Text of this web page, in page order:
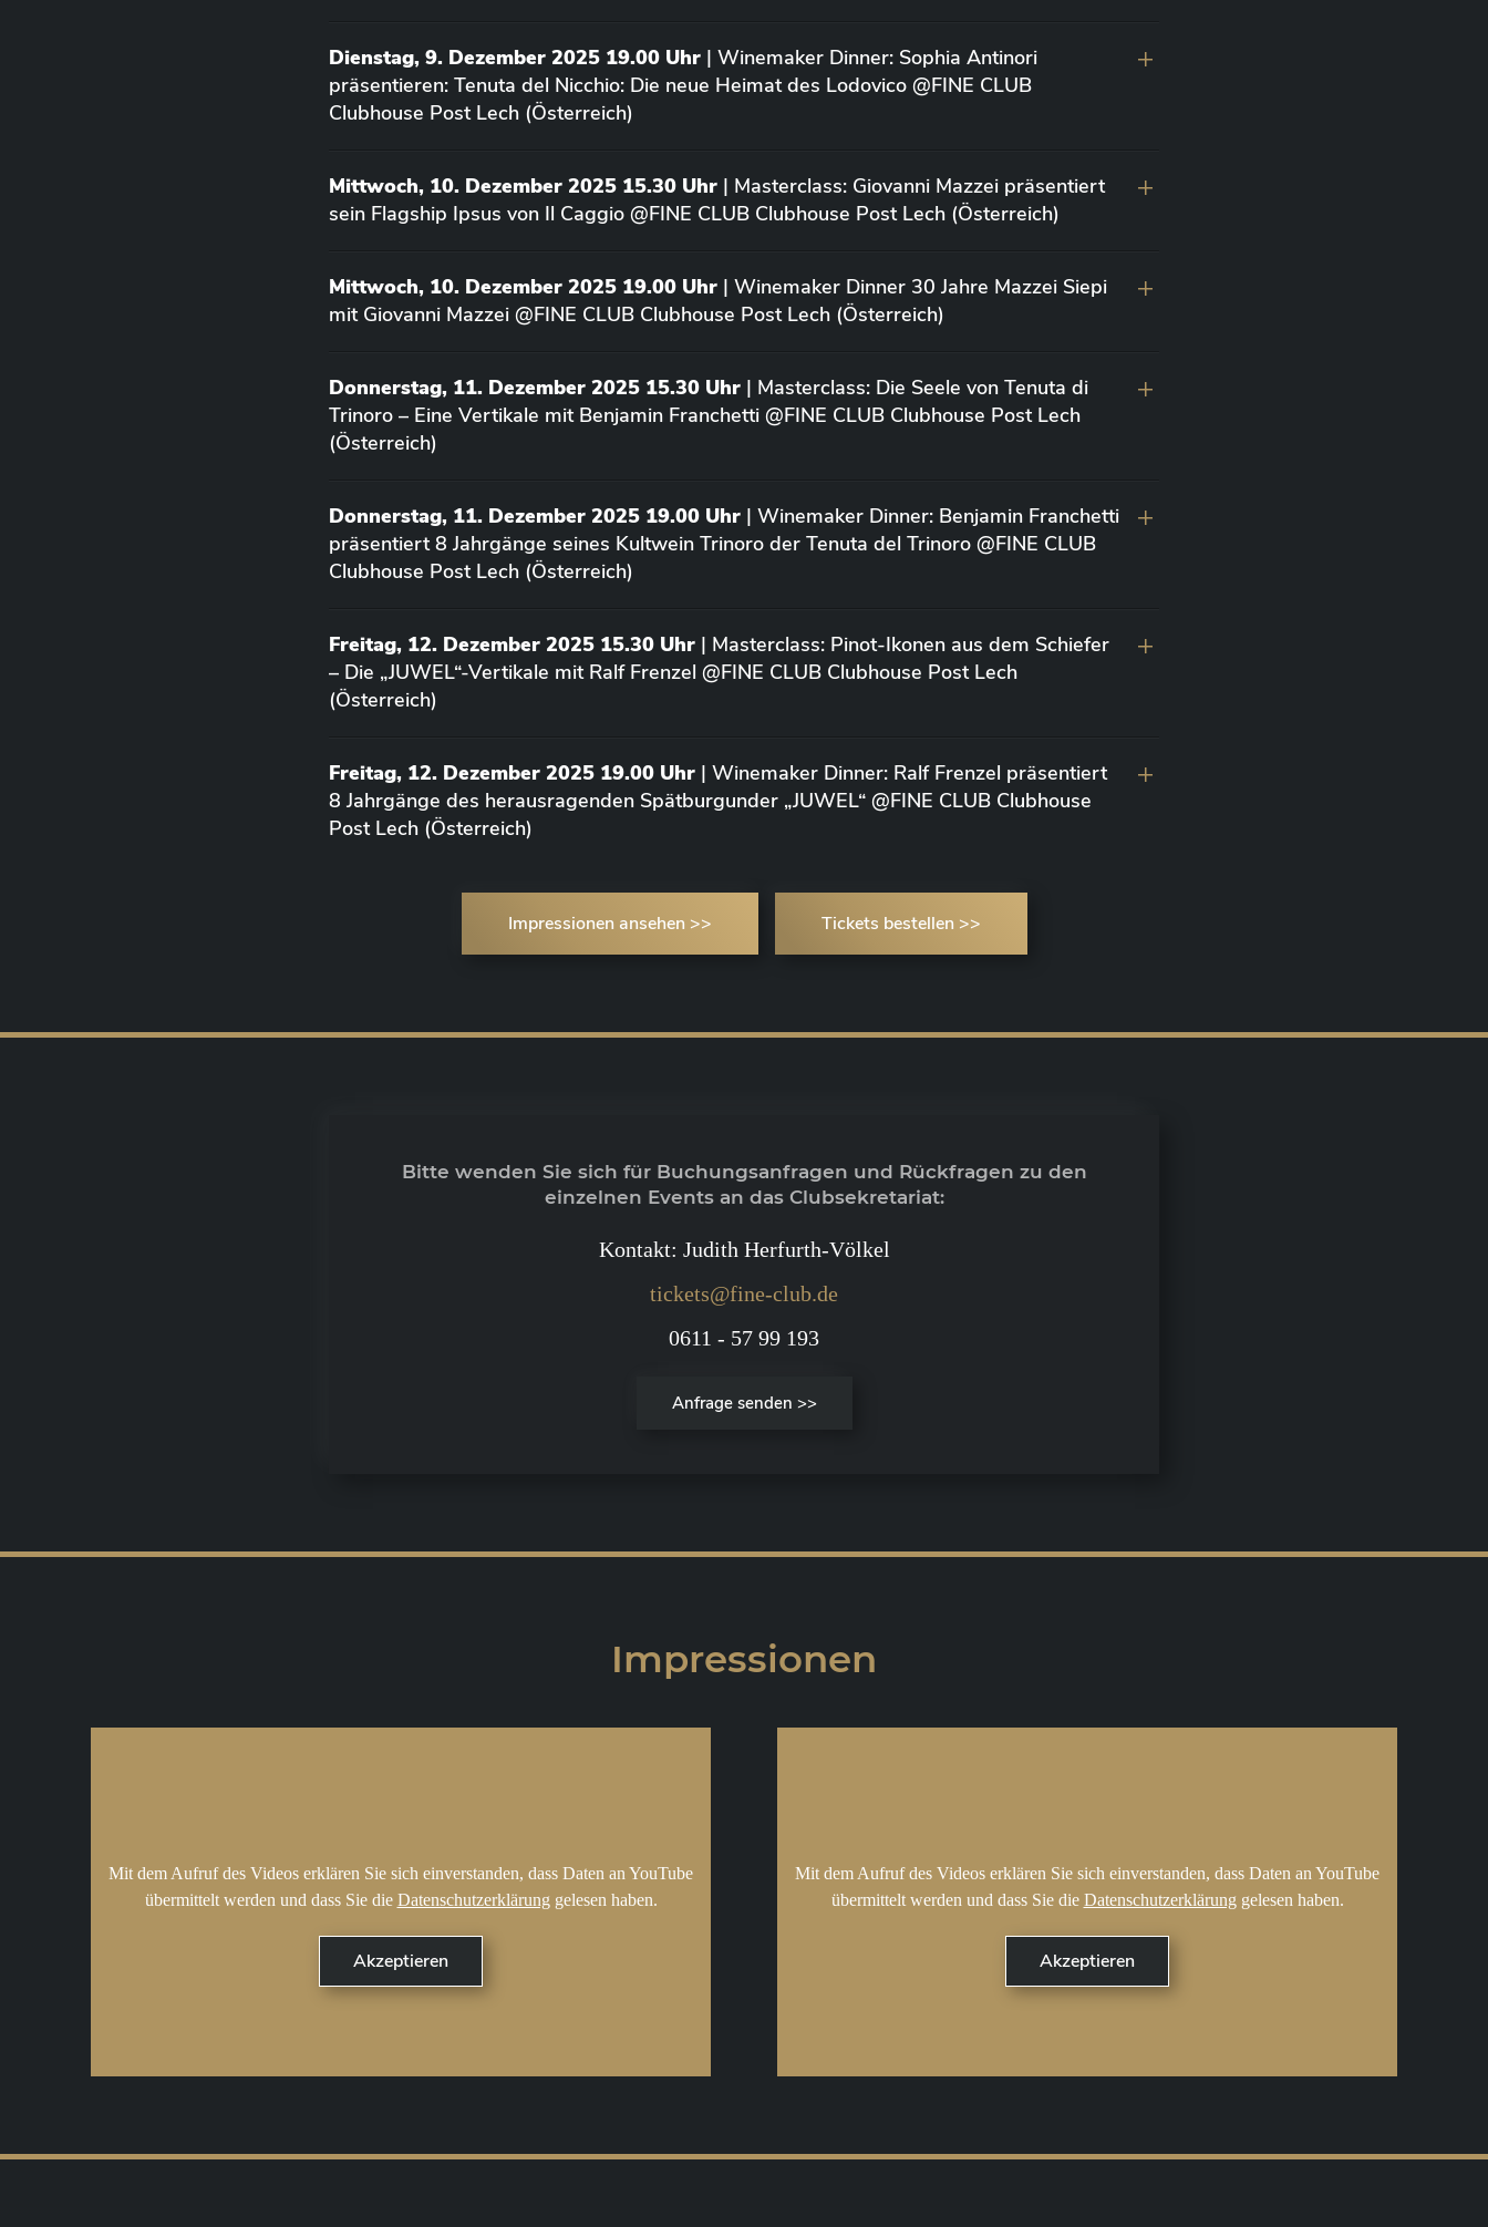
Dienstag, 9. Dezember 2025 19.00 Uhr | Winemaker Dinner: Sophia Antinori
präsentieren: Tenuta del Nicchio: Die neue Heimat des Lodovico @FINE CLUB
Clubhouse Post Lech (Österreich)
Mittwoch, 10. Dezember 2025 15.30 Uhr | Masterclass: Giovanni Mazzei präsentiert
sein Flagship Ipsus von Il Caggio @FINE CLUB Clubhouse Post Lech (Österreich)
Mittwoch, 10. Dezember 2025 19.00 Uhr | Winemaker Dinner 30 Jahre Mazzei Siepi
mit Giovanni Mazzei @FINE CLUB Clubhouse Post Lech (Österreich)
Donnerstag, 11. Dezember 2025 15.30 Uhr | Masterclass: Die Seele von Tenuta di
Trinoro – Eine Vertikale mit Benjamin Franchetti @FINE CLUB Clubhouse Post Lech
(Österreich)
Donnerstag, 11. Dezember 2025 19.00 Uhr | Winemaker Dinner: Benjamin Franchetti
präsentiert 8 Jahrgänge seines Kultwein Trinoro der Tenuta del Trinoro @FINE CLUB
Clubhouse Post Lech (Österreich)
Freitag, 12. Dezember 2025 15.30 Uhr | Masterclass: Pinot-Ikonen aus dem Schiefer
– Die „JUWEL“-Vertikale mit Ralf Frenzel @FINE CLUB Clubhouse Post Lech
(Österreich)
Freitag, 12. Dezember 2025 19.00 Uhr | Winemaker Dinner: Ralf Frenzel präsentiert
8 Jahrgänge des herausragenden Spätburgunder „JUWEL“ @FINE CLUB Clubhouse
Post Lech (Österreich)
Impressionen ansehen >> Tickets bestellen >>
Bitte wenden Sie sich für Buchungsanfragen und Rückfragen zu den
einzelnen Events an das Clubsekretariat:
Kontakt: Judith Herfurth-Völkel
tickets@fine-club.de
0611 - 57 99 193
Anfrage senden >>
Impressionen
Mit dem Aufruf des Videos erklären Sie sich einverstanden, dass Daten an YouTube
übermittelt werden und dass Sie die Datenschutzerklärung gelesen haben.
Mit dem Aufruf des Videos erklären Sie sich einverstanden, dass Daten an YouTube
übermittelt werden und dass Sie die Datenschutzerklärung gelesen haben.